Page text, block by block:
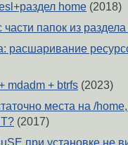
home (2018)
папок из
расшаривание
mdadm + btrfs (2023)
места на /
(2017)
при установке не